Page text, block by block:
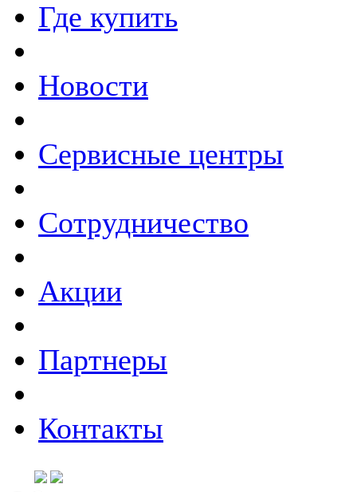
Где купить
Новости
Сервисные центры
Сотрудничество
Акции
Партнеры
Контакты